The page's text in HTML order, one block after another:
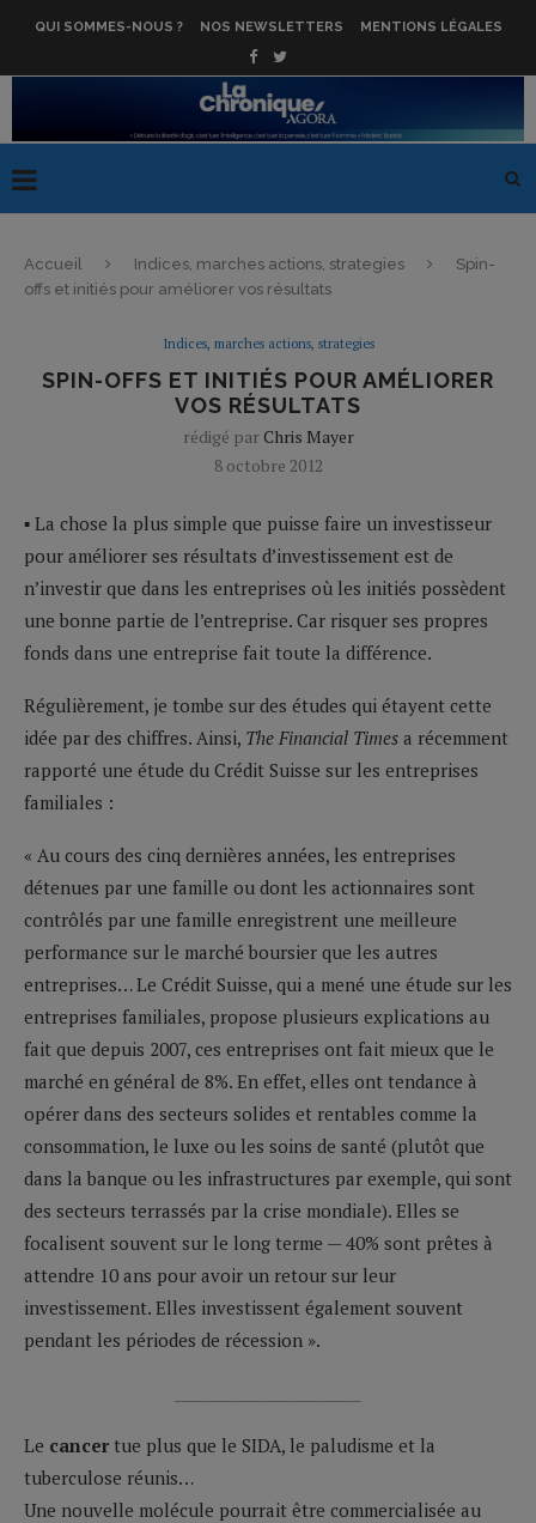
QUI SOMMES-NOUS ? NOS NEWSLETTERS MENTIONS LÉGALES
Accueil Indices, marches actions, strategies
Spin-
offs et initiés pour améliorer vos résultats
Indices, marches actions, strategies
SPIN-OFFS ET INITIÉS POUR AMÉLIORER
VOS RÉSULTATS
rédigé parChris Mayer
8 octobre 2012
▪ La chose la plus simple que puisse faire un investisseur
pour améliorer ses résultats d’investissement est de
n’investir que dans les entreprises où les initiés possèdent
une bonne partie de l’entreprise. Car risquer ses propres
fonds dans une entreprise fait toute la différence.
Régulièrement, je tombe sur des études qui étayent cette
idée par des chiffres. Ainsi, The Financial Times a récemment
rapporté une étude du Crédit Suisse sur les entreprises
familiales :
« Au cours des cinq dernières années, les entreprises
détenues par une famille ou dont les actionnaires sont
contrôlés par une famille enregistrent une meilleure
performance sur le marché boursier que les autres
entreprises… Le Crédit Suisse, qui a mené une étude sur les
entreprises familiales, propose plusieurs explications au
fait que depuis 2007, ces entreprises ont fait mieux que le
marché en général de 8%. En effet, elles ont tendance à
opérer dans des secteurs solides et rentables comme la
consommation, le luxe ou les soins de santé (plutôt que
dans la banque ou les infrastructures par exemple, qui sont
des secteurs terrassés par la crise mondiale). Elles se
focalisent souvent sur le long terme — 40% sont prêtes à
attendre 10 ans pour avoir un retour sur leur
investissement. Elles investissent également souvent
pendant les périodes de récession ».
Le cancer tue plus que le SIDA, le paludisme et la
tuberculose réunis…
Une nouvelle molécule pourrait être commercialisée au